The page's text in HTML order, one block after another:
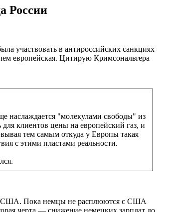
России
участвовать в антироссийских санкциях
европейская. Цитирую Кримсональтера
наслаждается "молекулами свободы" из
клиентов цены на европейский газ, и
тем самым откуда у Европы такая
с этими пластами реальности.
с США. Пока немцы не расплюются с США
черта — снижение немецких зарплат до